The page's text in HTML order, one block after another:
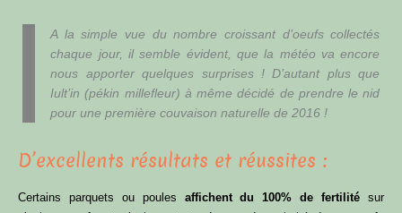
A la simple vue du nombre croissant d’oeufs collectés
chaque jour, il semble évident, que la météo va encore
nous apporter quelques surprises ! D’autant plus que
Iult’in (pékin millefleur) à même décidé de prendre le nid
pour une première couvaison naturelle de 2016 !
D’excellents résultats et réussites :
Certains parquets ou poules affichent du 100% de fertilité sur